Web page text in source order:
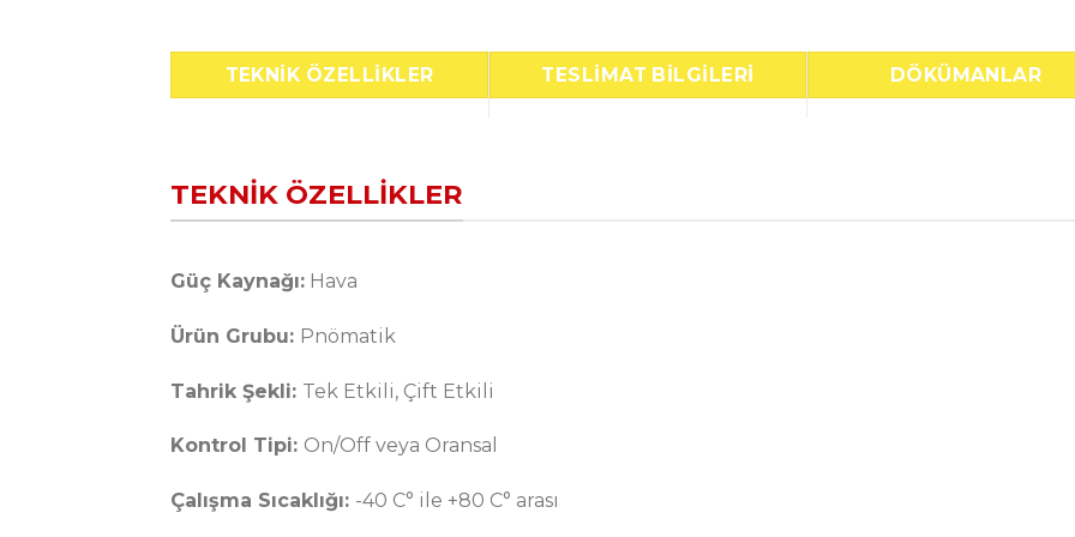
TEKNIK ÖZELLIKLER TESLIMAT BILGILERI DÖKÜMANLAR
TEKNIK ÖZELLIKLER
Güç Kaynağı: Hava
Ürün Grubu: Pnömatik
Tahrik Şekli: Tek Etkili, Çift Etkili
Kontrol Tipi: On/Off veya Oransal
Çalışma Sıcaklığı: -40 C° ile +80 C° arası